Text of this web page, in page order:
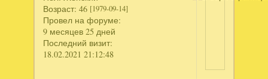
Возраст: 46 [1979-09-14]
Провел на форуме:
9 месяцев 25 дней
Последний визит:
18.02.2021 21:12:48